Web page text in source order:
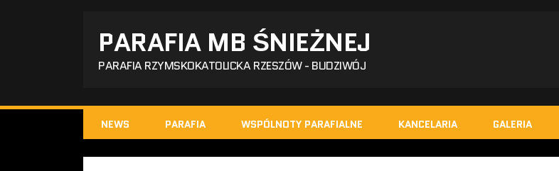
PARAFIA MB ŚNIEŻNEJ
PARAFIA RZYMSKOKATOLICKA RZESZÓW - BUDZIWÓJ
NEWS PARAFIA WSPÓLNOTY PARAFIALNE KANCELARIA GALERIA